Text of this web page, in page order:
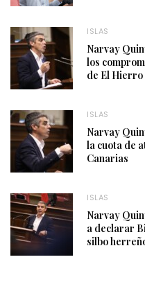
ISLAS
Narvay
los
de El Hierro
ISLAS
Narvay
la cuota de
Canarias
ISLAS
Narvay
a declarar
silbo